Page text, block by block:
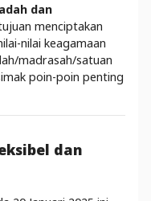
dan
menciptakan
nilai keagamaan
madrasah/satuan
poin-poin penting
dan